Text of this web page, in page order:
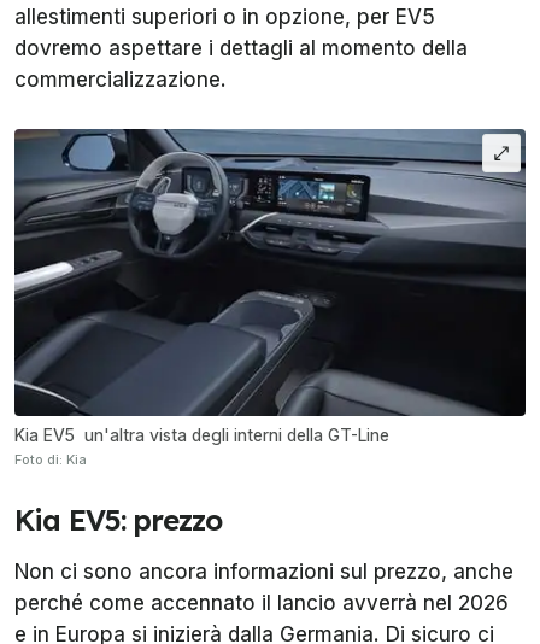
allestimenti superiori o in opzione, per EV5
dovremo aspettare i dettagli al momento della
commercializzazione.
Kia EV5 un'altra vista degli interni della GT-Line
Foto di: Kia
Kia EV5: prezzo
Non ci sono ancora informazioni sul prezzo, anche
perché come accennato il lancio avverrà nel 2026
e in Europa si inizierà dalla Germania. Di sicuro ci